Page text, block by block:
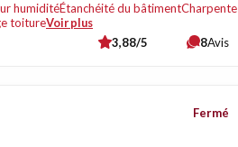
humiditéÉtanchéité du bâtimentCharpente
toitureVoir plus
3,88/5 8Avis
Fermé